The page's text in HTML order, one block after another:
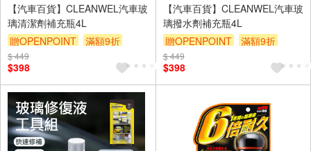
【汽車百貨】CLEANWEL汽車玻
璃清潔劑補充瓶4L
贈OPENPOINT
滿額9折
贈$200
$ 449
$398
【汽車百貨】CLEANWEL汽車玻
璃撥水劑補充瓶4L
贈OPENPOINT
滿額9折
贈$200
$ 449
$398